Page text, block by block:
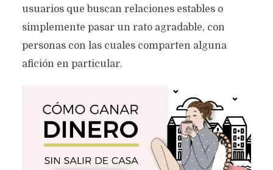
usuarios que buscan relaciones estables o
simplemente pasar un rato agradable, con
personas con las cuales comparten alguna
afición en particular.